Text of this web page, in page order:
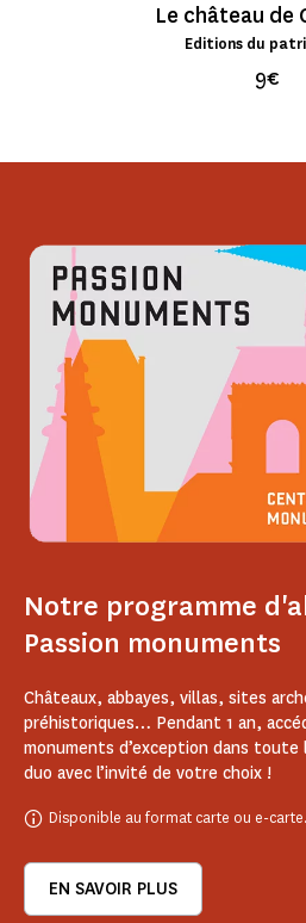
Le château de
Editions du
9€
Notre programme
Passion monuments
Châteaux, abbayes, villas, sites
préhistoriques… Pendant 1 an,
monuments d’exception dans toute
duo avec l’invité de votre choix !
Disponible au format carte ou e-carte.
EN SAVOIR PLUS